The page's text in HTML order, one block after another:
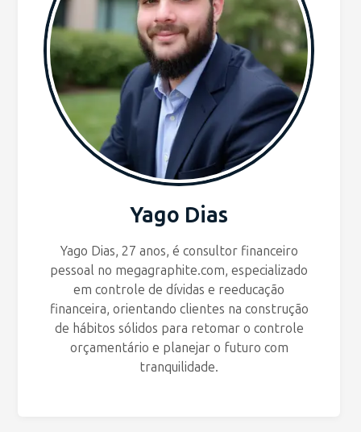
Yago Dias
Yago Dias, 27 anos, é consultor financeiro
pessoal no megagraphite.com, especializado
em controle de dívidas e reeducação
financeira, orientando clientes na construção
de hábitos sólidos para retomar o controle
orçamentário e planejar o futuro com
tranquilidade.